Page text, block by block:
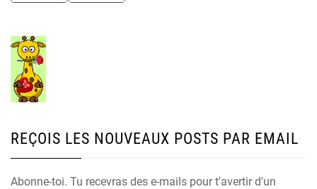
REÇOIS LES NOUVEAUX POSTS PAR EMAIL
Abonne-toi. Tu recevras des e-mails pour t'avertir d'un